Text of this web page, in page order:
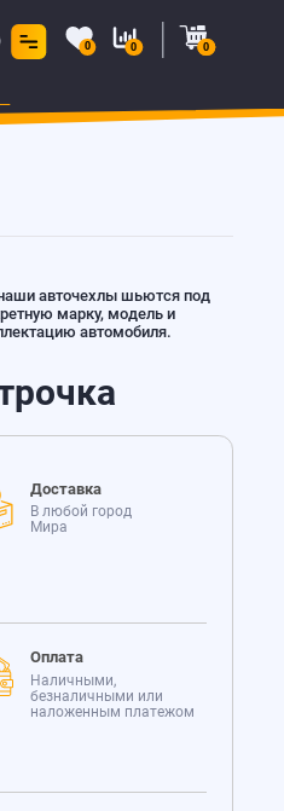
0 0 0
авточехлы шьются под
марку, модель и
автомобиля.
Доставка
В любой город
Мира
Оплата
Наличными,
безналичными или
наложенным платежом